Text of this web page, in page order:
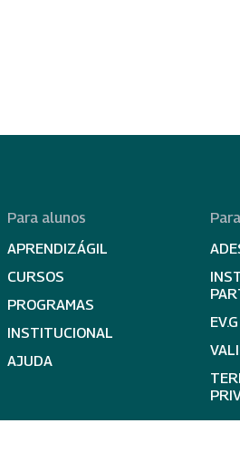
Para alunos
APRENDIZÁGIL
CURSOS
PROGRAMAS
INSTITUCIONAL
AJUDA